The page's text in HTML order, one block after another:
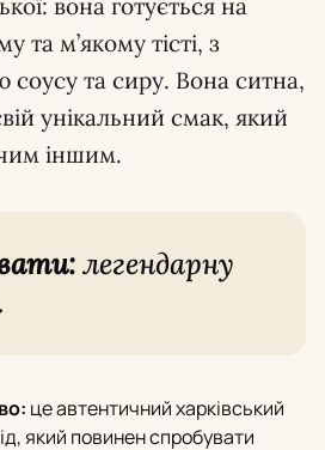
вона готується на
та м’якому тісті, з
соусу та сиру. Вона ситна,
унікальний смак, який
іншим.
легендарну
це автентичний харківський
який повинен спробувати